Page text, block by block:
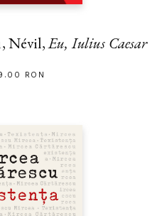
Névil,Eu, Iulius Caesar
RON